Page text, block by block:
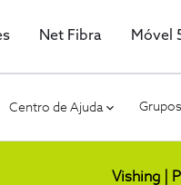
Net Fibra Móvel
Centro de Ajuda Grupos
Vishing |